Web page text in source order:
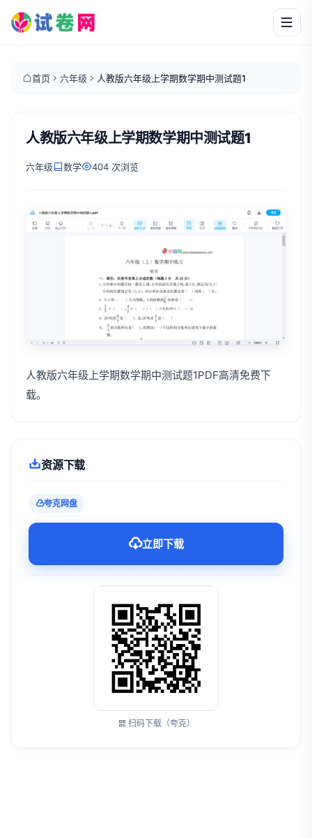
首页 六年级 人教版六年级上学期数学期中测试题1
人教版六年级上学期数学期中测试题1
六年级 数学 404 次浏览
人教版六年级上学期数学期中测试题1PDF高清免费下
载。
资源下载
夸克网盘
立即下载
扫码下载（夸克）